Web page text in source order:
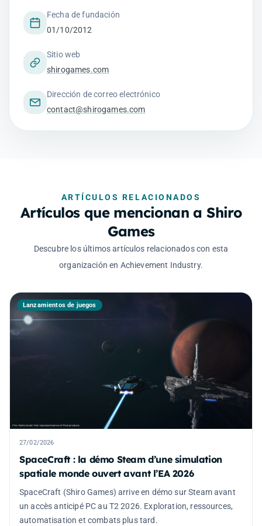
Fecha de fundación
01/10/2012
Sitio web
shirogames.com
Dirección de correo electrónico
contact@shirogames.com
ARTÍCULOS RELACIONADOS
Artículos que mencionan a Shiro
Games
Descubre los últimos artículos relacionados con esta
organización en Achievement Industry.
Lanzamientos de juegos
27/02/2026
SpaceCraft : la démo Steam d’une simulation
spatiale monde ouvert avant l’EA 2026
SpaceCraft (Shiro Games) arrive en démo sur Steam avant
un accès anticipé PC au T2 2026. Exploration, ressources,
automatisation et combats plus tard.